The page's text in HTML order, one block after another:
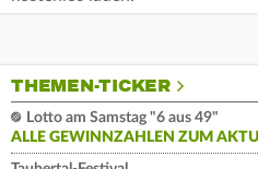
THEMEN-TICKER
Lotto am Samstag "6 aus 49"
ALLE GEWINNZAHLEN ZUM